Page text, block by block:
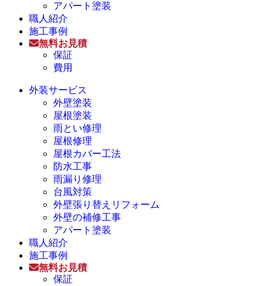
アパート塗装
職人紹介
施工事例
無料お見積
保証
費用
外装サービス
外壁塗装
屋根塗装
雨とい修理
屋根修理
屋根カバー工法
防水工事
雨漏り修理
台風対策
外壁張り替えリフォーム
外壁の補修工事
アパート塗装
職人紹介
施工事例
無料お見積
保証